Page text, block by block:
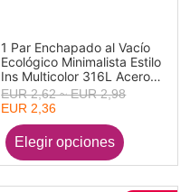
1 Par Enchapado al Vacío
Ecológico Minimalista Estilo
Ins Multicolor 316L Acero
Inoxidable Grano de Arroz
Gota Pendientes Para
Mujeres Regalo de Mayoría
de Edad
EUR 2,62 ~ EUR 2,98
EUR 2,36